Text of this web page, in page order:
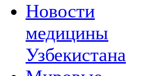
Новости
медицины
Узбекистана